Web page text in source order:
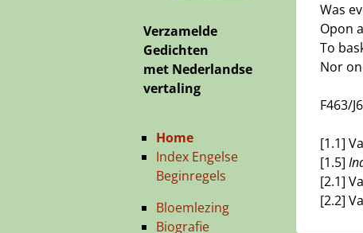
Was
Opon
To
Nor
F463/
[1.1]
[1.5]
[2.1]
[2.2]
Verzamelde
Gedichten
met Nederlandse
vertaling
Home
Index Engelse
Beginregels
Bloemlezing
Biografie